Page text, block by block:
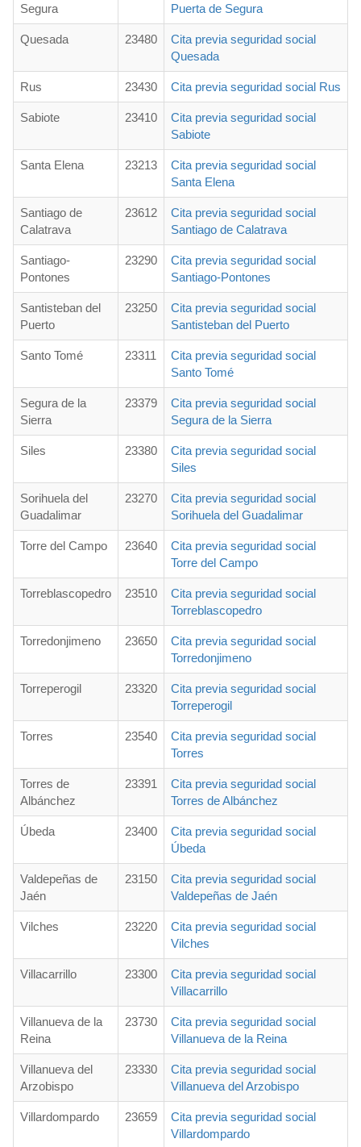
Segura
Puerta de Segura
Quesada 23480
Cita previa seguridad social
Quesada
Rus 23430 Cita previa seguridad social Rus
Sabiote 23410
Cita previa seguridad social
Sabiote
Santa Elena 23213
Cita previa seguridad social
Santa Elena
Santiago de
Calatrava
23612
Cita previa seguridad social
Santiago de Calatrava
Santiago-
Pontones
23290
Cita previa seguridad social
Santiago-Pontones
Santisteban del
Puerto
23250
Cita previa seguridad social
Santisteban del Puerto
Santo Tomé 23311
Cita previa seguridad social
Santo Tomé
Segura de la
Sierra
23379
Cita previa seguridad social
Segura de la Sierra
Siles 23380
Cita previa seguridad social
Siles
Sorihuela del
Guadalimar
23270
Cita previa seguridad social
Sorihuela del Guadalimar
Torre del Campo 23640
Cita previa seguridad social
Torre del Campo
Torreblascopedro 23510
Cita previa seguridad social
Torreblascopedro
Torredonjimeno 23650
Cita previa seguridad social
Torredonjimeno
Torreperogil 23320
Cita previa seguridad social
Torreperogil
Torres 23540
Cita previa seguridad social
Torres
Torres de
Albánchez
23391
Cita previa seguridad social
Torres de Albánchez
Úbeda 23400
Cita previa seguridad social
Úbeda
Valdepeñas de
Jaén
23150
Cita previa seguridad social
Valdepeñas de Jaén
Vilches 23220
Cita previa seguridad social
Vilches
Villacarrillo 23300
Cita previa seguridad social
Villacarrillo
Villanueva de la
Reina
23730
Cita previa seguridad social
Villanueva de la Reina
Villanueva del
Arzobispo
23330
Cita previa seguridad social
Villanueva del Arzobispo
Villardompardo 23659
Cita previa seguridad social
Villardompardo